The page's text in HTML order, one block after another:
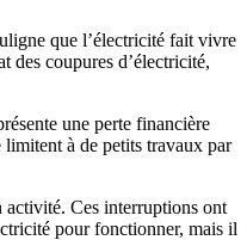
que l’électricité fait vivre
des coupures d’électricité,
une perte financière
à de petits travaux par
activité. Ces interruptions ont
pour fonctionner, mais il